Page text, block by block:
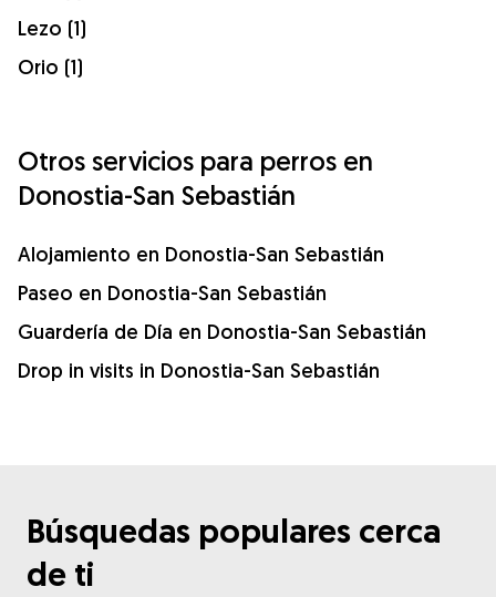
Lezo (1)
Orio (1)
Otros servicios para perros en
Donostia-San Sebastián
Alojamiento en Donostia-San Sebastián
Paseo en Donostia-San Sebastián
Guardería de Día en Donostia-San Sebastián
Drop in visits in Donostia-San Sebastián
Búsquedas populares cerca
de ti